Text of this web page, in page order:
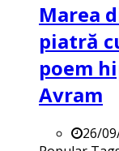
Marea
piatră
poem
Avram
26/